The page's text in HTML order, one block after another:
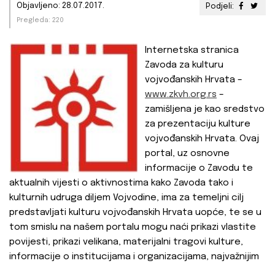
Podjeli:
Objavljeno: 28.07.2017.
Pregleda: 220
Internetska stranica
Zavoda za kulturu
vojvođanskih Hrvata –
www.zkvh.org.rs –
zamišljena je kao sredstvo
za prezentaciju kulture
vojvođanskih Hrvata. Ovaj
portal, uz osnovne
informacije o Zavodu te
aktualnih vijesti o aktivnostima kako Zavoda tako i
kulturnih udruga diljem Vojvodine, ima za temeljni cilj
predstavljati kulturu vojvođanskih Hrvata uopće, te se u
tom smislu na našem portalu mogu naći prikazi vlastite
povijesti, prikazi velikana, materijalni tragovi kulture,
informacije o institucijama i organizacijama, najvažnijim